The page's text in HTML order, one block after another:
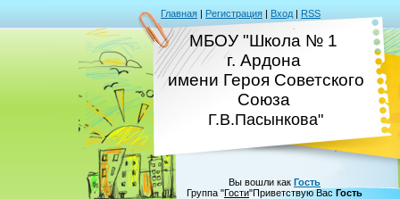
Главная | Регистрация | Вход | RSS
МБОУ "Школа № 1
г. Ардона
имени Героя Советского
Союза
Г.В.Пасынкова"
Вы вошли как Гость
Группа "Гости"Приветствую Вас Гость